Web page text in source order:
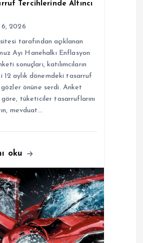
Tercihlerinde Altıncı
2026
tarafından açıklanan
Ayı Hanehalkı Enflasyon
sonuçları, katılımcıların
12 aylık dönemdeki tasarruf
önüne serdi. Anket
göre, tüketiciler tasarruflarını
mevduat…
oku